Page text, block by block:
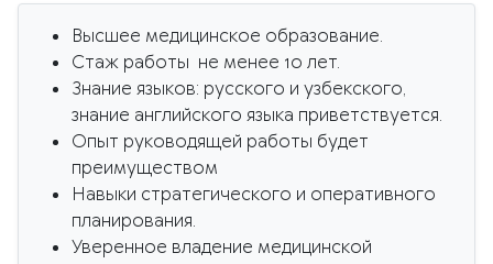
Высшее медицинское образование.
Стаж работы не менее 10 лет.
Знание языков: русского и узбекского,
знание английского языка приветствуется.
Опыт руководящей работы будет
преимуществом
Навыки стратегического и оперативного
планирования.
Уверенное владение медицинской